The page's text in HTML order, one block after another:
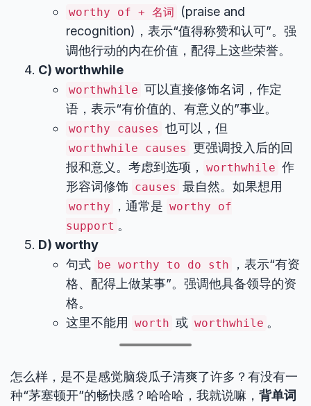
worthy of + 名词
(praise and
recognition)，表示“值得称赞和认可”。强
调他行动的内在价值，配得上这些荣誉。
C) worthwhile
worthwhile 可以直接修饰名词，作定
语，表示“有价值的、有意义的”事业。
worthy causes 也可以，但
worthwhile causes
更强调投入后的回
报和意义。考虑到选项， worthwhile 作
形容词修饰 causes 最自然。如果想用
worthy ，通常是 worthy of
support 。
D) worthy
句式 be worthy to do sth
，表示“有资
格、配得上做某事”。强调他具备领导的资
格。
这里不能用
worth 或 worthwhile 。
怎么样，是不是感觉脑袋瓜子清爽了许多？有没有一
种“茅塞顿开”的畅快感？哈哈哈，我就说嘛， 背单词